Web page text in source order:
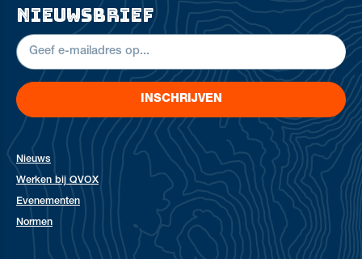
nieuwsbrief
INSCHRIJVEN
Nieuws
Werken bij QVOX
Evenementen
Normen